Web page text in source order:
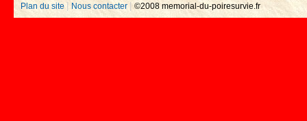
Plan du site | Nous contacter|©2008 memorial-du-poiresurvie.fr